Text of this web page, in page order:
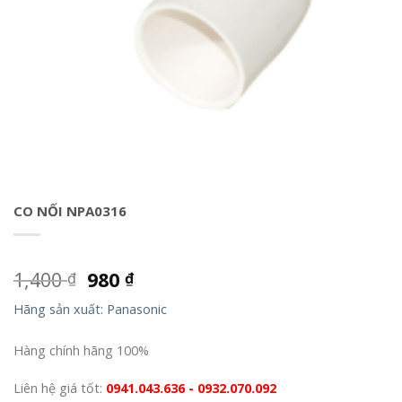
CO NỐI NPA0316
1,400₫ 980₫
Hãng sản xuất: Panasonic
Hàng chính hãng 100%
Liên hệ giá tốt: 0941.043.636 - 0932.070.092